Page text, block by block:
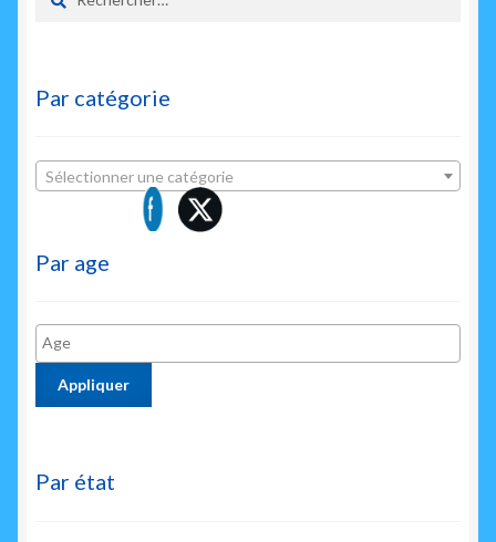
Par catégorie
Sélectionner une catégorie
Par age
Appliquer
Par état